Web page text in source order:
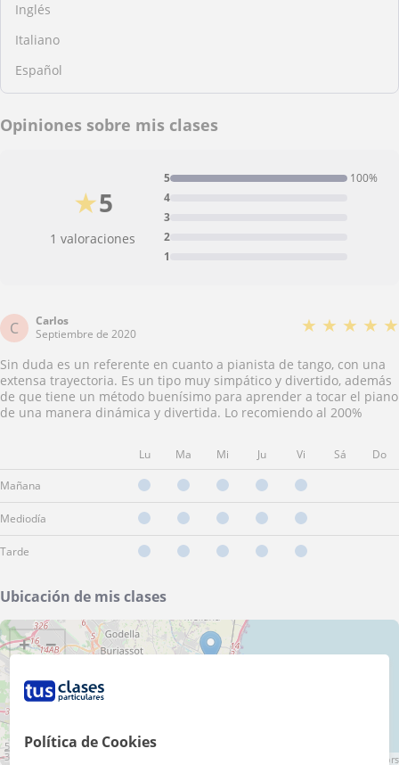
Inglés
Italiano
Español
Opiniones sobre mis clases
5
★
1 valoraciones
1
2
3
4
5 100%
C
Carlos
Septiembre de 2020
★ ★ ★ ★ ★
Sin duda es un referente en cuanto a pianista de tango, con una
extensa trayectoria. Es un tipo muy simpático y divertido, además
de que tiene un método buenísimo para aprender a tocar el piano
de una manera dinámica y divertida. Lo recomiendo al 200%
Lu Ma Mi Ju Vi Sá Do
Mañana
Mediodía
Tarde
Ubicación de mis clases
+ −
5 km
3 mi
contributors
Política de Cookies